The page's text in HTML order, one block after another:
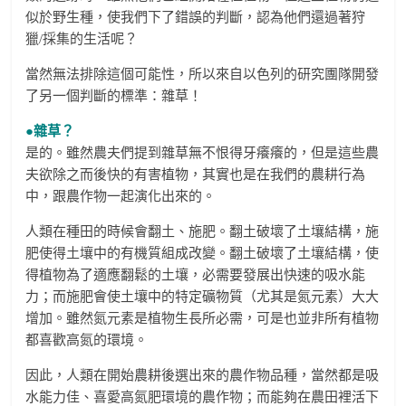
似於野生種，使我們下了錯誤的判斷，認為他們還過著狩
獵/採集的生活呢？
當然無法排除這個可能性，所以來自以色列的研究團隊開發
了另一個判斷的標準：雜草！
●雜草？
是的。雖然農夫們提到雜草無不恨得牙癢癢的，但是這些農
夫欲除之而後快的有害植物，其實也是在我們的農耕行為
中，跟農作物一起演化出來的。
人類在種田的時候會翻土、施肥。翻土破壞了土壤結構，施
肥使得土壤中的有機質組成改變。翻土破壞了土壤結構，使
得植物為了適應翻鬆的土壤，必需要發展出快速的吸水能
力；而施肥會使土壤中的特定礦物質（尤其是氮元素）大大
增加。雖然氮元素是植物生長所必需，可是也並非所有植物
都喜歡高氮的環境。
因此，人類在開始農耕後選出來的農作物品種，當然都是吸
水能力佳、喜愛高氮肥環境的農作物；而能夠在農田裡活下